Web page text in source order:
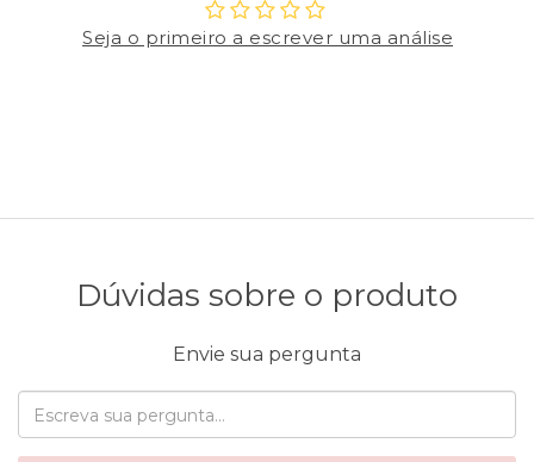
Seja o primeiro a escrever uma análise
Dúvidas sobre o produto
Envie sua pergunta